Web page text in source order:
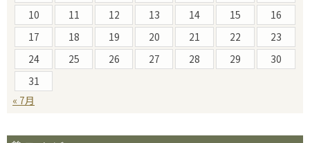
10
11 12 13 14 15
16
17
18 19 20 21 22
23
24
25 26 27 28 29
30
31
« 7月